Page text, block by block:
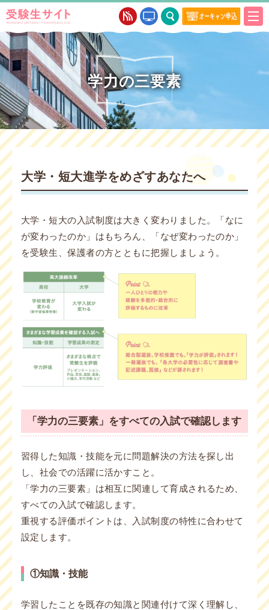
学力の三要素
大学・短大進学をめざすあなたへ
大学・短大の入試制度は大きく変わりました。「なに
が変わったのか」はもちろん、「なぜ変わったのか」
を受験生、保護者の方とともに把握しましょう。
「学力の三要素」をすべての入試で確認します
習得した知識・技能を元に問題解決の方法を探し出
し、社会での活躍に活かすこと。
「学力の三要素」は相互に関連して育成されるため、
すべての入試で確認します。
重視する評価ポイントは、入試制度の特性に合わせて
設定します。
①知識・技能
学習したことを既存の知識と関連付けて深く理解し、